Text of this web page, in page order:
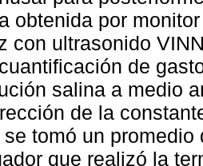
obtenida por
con ultrasonido
de
salina a medio
de la
se tomó un
que realizó la